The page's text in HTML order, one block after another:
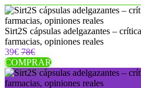
Sirt2S cápsulas adelgazantes –
farmacias, opiniones reales
39€ 78€
COMPRAR